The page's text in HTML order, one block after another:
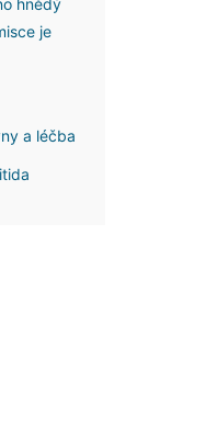
hnědý
je
a léčba